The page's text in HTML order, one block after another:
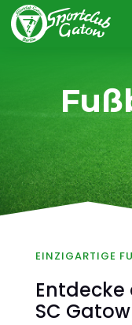
EINZIGARTIGE
SC